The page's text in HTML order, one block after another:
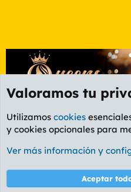
Foro Informática y Videojuegos
Cookies
PL OLDSTYLE
Términos y reglas
Valoramos tu
Utilizamos cookies
y cookies opcionales para
Ver más información y
Aceptar